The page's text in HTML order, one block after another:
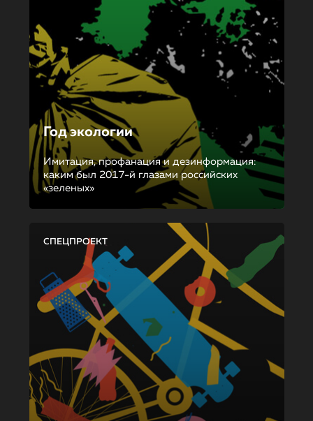
Год экологии
Имитация, профанация и дезинформация:
каким был 2017-й глазами российских
«зеленых»
СПЕЦПРОЕКТ